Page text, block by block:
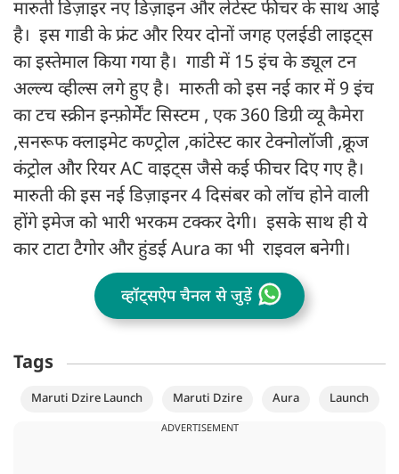
मारुती डिज़ाइर नए डिज़ाइन और लेटेस्ट फीचर के साथ आई
है। इस गाडी के फ्रंट और रियर दोनों जगह एलईडी लाइट्स
का इस्तेमाल किया गया है। गाडी में 15 इंच के ड्यूल टन
अल्ल्य व्हील्स लगे हुए है। मारुती को इस नई कार में 9 इंच
का टच स्क्रीन इन्फ़ोर्मेंट सिस्टम , एक 360 डिग्री व्यू कैमेरा
,सनरूफ क्लाइमेट कण्ट्रोल ,कांटेस्ट कार टेक्नोलॉजी ,क्रूज
कंट्रोल और रियर AC वाइट्स जैसे कई फीचर दिए गए है।
मारुती की इस नई डिज़ाइनर 4 दिसंबर को लॉच होने वाली
होंगे इमेज को भारी भरकम टक्कर देगी। इसके साथ ही ये
कार टाटा टैगोर और हुंडई Aura का भी राइवल बनेगी।
व्हॉट्सऐप चैनल से जुड़ें
Tags
Maruti Dzire Launch Maruti Dzire Aura Launch
ADVERTISEMENT